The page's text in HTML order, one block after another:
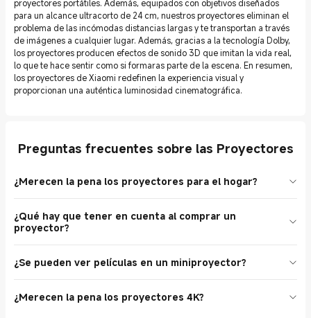
proyectores portátiles. Además, equipados con objetivos diseñados
para un alcance ultracorto de 24 cm, nuestros proyectores eliminan el
problema de las incómodas distancias largas y te transportan a través
de imágenes a cualquier lugar. Además, gracias a la tecnología Dolby,
los proyectores producen efectos de sonido 3D que imitan la vida real,
lo que te hace sentir como si formaras parte de la escena. En resumen,
los proyectores de Xiaomi redefinen la experiencia visual y
proporcionan una auténtica luminosidad cinematográfica.
Preguntas frecuentes sobre las Proyectores
¿Merecen la pena los proyectores para el hogar?
algunas de sus ventajas. Experiencia de pantalla grande: Los
proyectores pueden mostrar imágenes mucho más grandes en
Los proyectores son portátiles y se pueden instalar fácilmente en
los proyectores, incluso puedes organizar noches de cine al aire
libre con amigos y familiares. Ahorro de espacio: Los proyectores
¿Qué hay que tener en cuenta al comprar un
proyector?
en cuenta para comprar el adecuado. Tipo: ¿Quieres un proyector
Resolución: La resolución del proyector determina la calidad de la
¿Se pueden ver películas en un miniproyector?
Aunque pueden tener una resolución más baja en comparación
¿Merecen la pena los proyectores 4K?